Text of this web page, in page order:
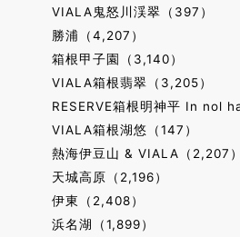
VIALA鬼怒川渓翠（397）
勝浦（4,207）
箱根甲子園（3,140）
VIALA箱根翡翠（3,205）
RESERVE箱根明神平 In nol
VIALA箱根湖悠（147）
熱海伊豆山 & VIALA（2,207）
天城高原（2,196）
伊東（2,408）
浜名湖（1,899）